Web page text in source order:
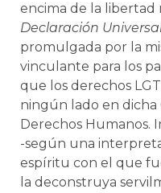
encima de la libertad
Declaración
promulgada por la
vinculante para los
que los derechos
ningún lado en dicha
Derechos Humanos.
-según una
espíritu con el que
la deconstruya